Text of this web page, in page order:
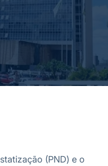
(PND) e o